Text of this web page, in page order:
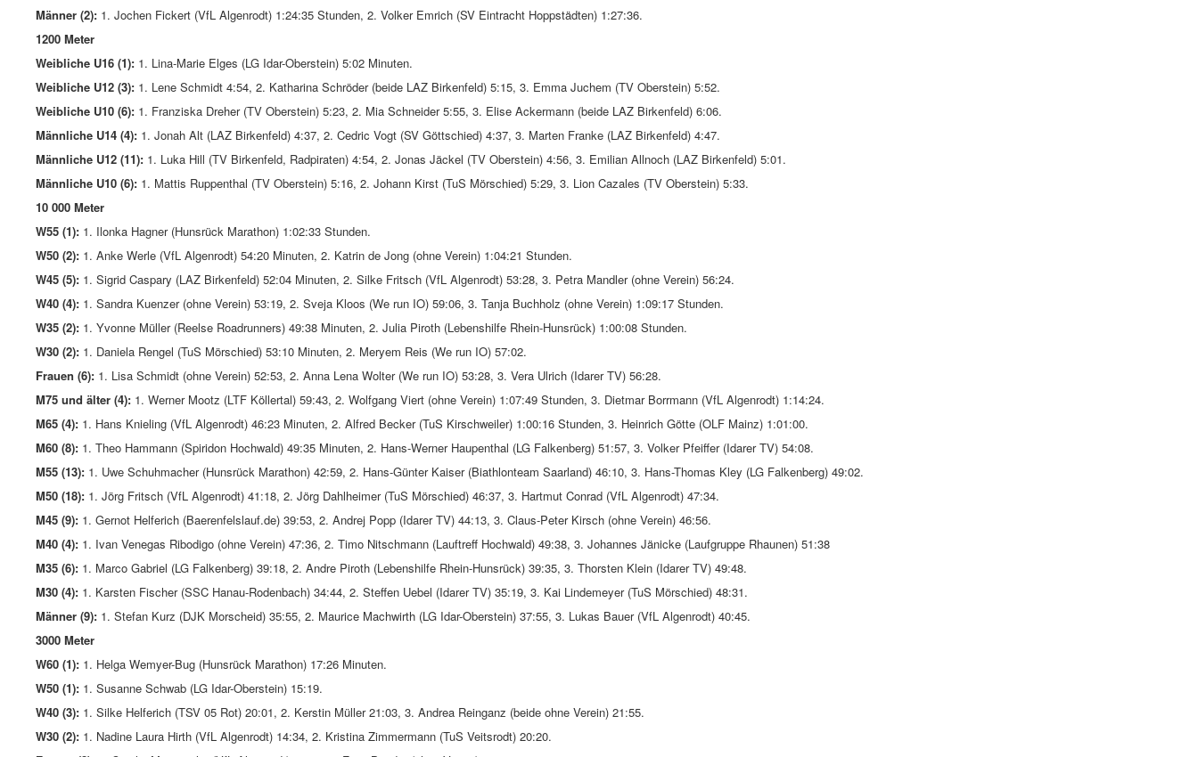
Männer (2): 1. Jochen Fickert (VfL Algenrodt) 1:24:35 Stunden, 2. Volker Emrich (SV Eintracht Hoppstädten) 1:27:36.
1200 Meter
Weibliche U16 (1): 1. Lina-Marie Elges (LG Idar-Oberstein) 5:02 Minuten.
Weibliche U12 (3): 1. Lene Schmidt 4:54, 2. Katharina Schröder (beide LAZ Birkenfeld) 5:15, 3. Emma Juchem (TV Oberstein) 5:52.
Weibliche U10 (6): 1. Franziska Dreher (TV Oberstein) 5:23, 2. Mia Schneider 5:55, 3. Elise Ackermann (beide LAZ Birkenfeld) 6:06.
Männliche U14 (4): 1. Jonah Alt (LAZ Birkenfeld) 4:37, 2. Cedric Vogt (SV Göttschied) 4:37, 3. Marten Franke (LAZ Birkenfeld) 4:47.
Männliche U12 (11): 1. Luka Hill (TV Birkenfeld, Radpiraten) 4:54, 2. Jonas Jäckel (TV Oberstein) 4:56, 3. Emilian Allnoch (LAZ Birkenfeld) 5:01.
Männliche U10 (6): 1. Mattis Ruppenthal (TV Oberstein) 5:16, 2. Johann Kirst (TuS Mörschied) 5:29, 3. Lion Cazales (TV Oberstein) 5:33.
10 000 Meter
W55 (1): 1. Ilonka Hagner (Hunsrück Marathon) 1:02:33 Stunden.
W50 (2): 1. Anke Werle (VfL Algenrodt) 54:20 Minuten, 2. Katrin de Jong (ohne Verein) 1:04:21 Stunden.
W45 (5): 1. Sigrid Caspary (LAZ Birkenfeld) 52:04 Minuten, 2. Silke Fritsch (VfL Algenrodt) 53:28, 3. Petra Mandler (ohne Verein) 56:24.
W40 (4): 1. Sandra Kuenzer (ohne Verein) 53:19, 2. Sveja Kloos (We run IO) 59:06, 3. Tanja Buchholz (ohne Verein) 1:09:17 Stunden.
W35 (2): 1. Yvonne Müller (Reelse Roadrunners) 49:38 Minuten, 2. Julia Piroth (Lebenshilfe Rhein-Hunsrück) 1:00:08 Stunden.
W30 (2): 1. Daniela Rengel (TuS Mörschied) 53:10 Minuten, 2. Meryem Reis (We run IO) 57:02.
Frauen (6): 1. Lisa Schmidt (ohne Verein) 52:53, 2. Anna Lena Wolter (We run IO) 53:28, 3. Vera Ulrich (Idarer TV) 56:28.
M75 und älter (4): 1. Werner Mootz (LTF Köllertal) 59:43, 2. Wolfgang Viert (ohne Verein) 1:07:49 Stunden, 3. Dietmar Borrmann (VfL Algenrodt) 1:14:24.
M65 (4): 1. Hans Knieling (VfL Algenrodt) 46:23 Minuten, 2. Alfred Becker (TuS Kirschweiler) 1:00:16 Stunden, 3. Heinrich Götte (OLF Mainz) 1:01:00.
M60 (8): 1. Theo Hammann (Spiridon Hochwald) 49:35 Minuten, 2. Hans-Werner Haupenthal (LG Falkenberg) 51:57, 3. Volker Pfeiffer (Idarer TV) 54:08.
M55 (13): 1. Uwe Schuhmacher (Hunsrück Marathon) 42:59, 2. Hans-Günter Kaiser (Biathlonteam Saarland) 46:10, 3. Hans-Thomas Kley (LG Falkenberg) 49:02.
M50 (18): 1. Jörg Fritsch (VfL Algenrodt) 41:18, 2. Jörg Dahlheimer (TuS Mörschied) 46:37, 3. Hartmut Conrad (VfL Algenrodt) 47:34.
M45 (9): 1. Gernot Helferich (Baerenfelslauf.de) 39:53, 2. Andrej Popp (Idarer TV) 44:13, 3. Claus-Peter Kirsch (ohne Verein) 46:56.
M40 (4): 1. Ivan Venegas Ribodigo (ohne Verein) 47:36, 2. Timo Nitschmann (Lauftreff Hochwald) 49:38, 3. Johannes Jänicke (Laufgruppe Rhaunen) 51:38
M35 (6): 1. Marco Gabriel (LG Falkenberg) 39:18, 2. Andre Piroth (Lebenshilfe Rhein-Hunsrück) 39:35, 3. Thorsten Klein (Idarer TV) 49:48.
M30 (4): 1. Karsten Fischer (SSC Hanau-Rodenbach) 34:44, 2. Steffen Uebel (Idarer TV) 35:19, 3. Kai Lindemeyer (TuS Mörschied) 48:31.
Männer (9): 1. Stefan Kurz (DJK Morscheid) 35:55, 2. Maurice Machwirth (LG Idar-Oberstein) 37:55, 3. Lukas Bauer (VfL Algenrodt) 40:45.
3000 Meter
W60 (1): 1. Helga Wemyer-Bug (Hunsrück Marathon) 17:26 Minuten.
W50 (1): 1. Susanne Schwab (LG Idar-Oberstein) 15:19.
W40 (3): 1. Silke Helferich (TSV 05 Rot) 20:01, 2. Kerstin Müller 21:03, 3. Andrea Reinganz (beide ohne Verein) 21:55.
W30 (2): 1. Nadine Laura Hirth (VfL Algenrodt) 14:34, 2. Kristina Zimmermann (TuS Veitsrodt) 20:20.